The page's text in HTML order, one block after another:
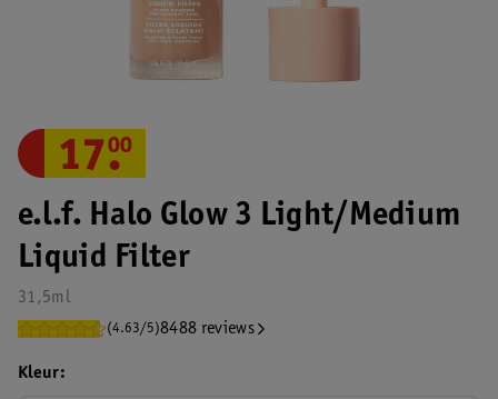
e.l.f. Halo Glow 3 Light/Medium
Liquid Filter
31,5ml
(4.63/5)8488 reviews
17.
00
Kleur